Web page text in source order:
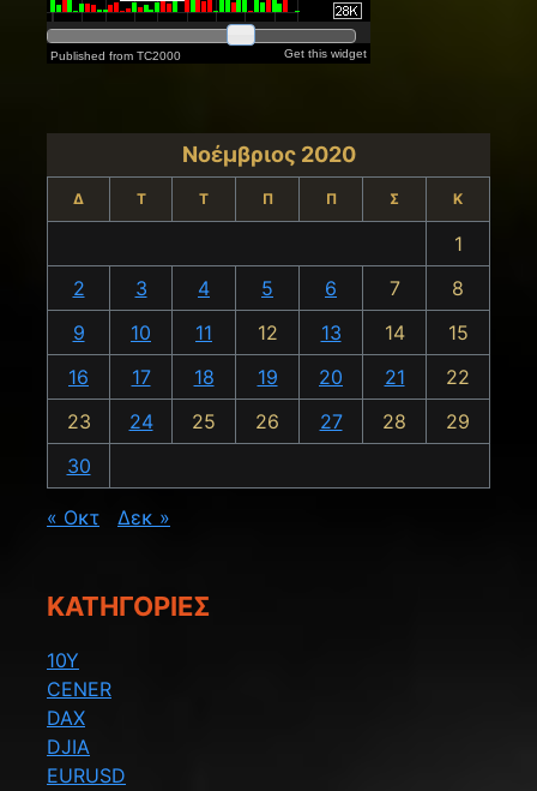
Νοέμβριος 2020
Δ Τ Τ Π Π Σ Κ
1
2
3 4 5 6 7
8
9
10 11 12 13 14
15
16
17 18 19 20 21
22
23
24 25 26 27 28
29
30
« Οκτ Δεκ »
KΑΤΗΓΟΡΊΕΣ
10Y
CENER
DAX
DJIA
EURUSD